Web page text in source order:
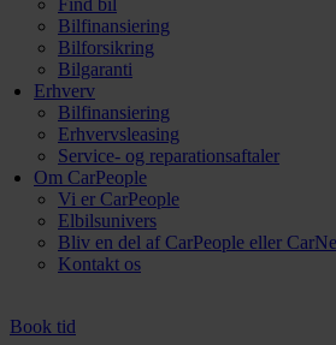
Find bil
Bilfinansiering
Bilforsikring
Bilgaranti
Erhverv
Bilfinansiering
Erhvervsleasing
Service- og reparationsaftaler
Om CarPeople
Vi er CarPeople
Elbilsunivers
Bliv en del af CarPeople eller
Kontakt os
Book tid